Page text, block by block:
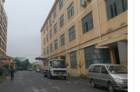
上海仓储服务
上海电商代发货仓库